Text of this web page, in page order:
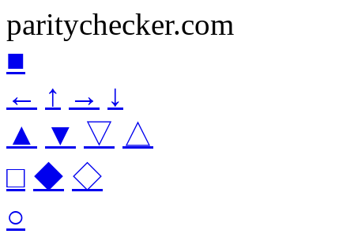
paritychecker.com
■
← ↑ → ↓
▲
▼ ▽ △
□ ◆ ◇
○